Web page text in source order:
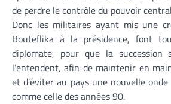
de perdre le contrôle du pouvoir
Donc les militaires ayant mis une
Bouteflika à la présidence, font
diplomate, pour que la succession
l’entendent, afin de maintenir en
et d’éviter au pays une nouvelle
comme celle des années 90.